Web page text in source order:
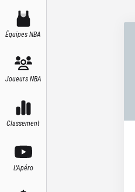
Équipes NBA
Joueurs NBA
Classement
L'Apéro